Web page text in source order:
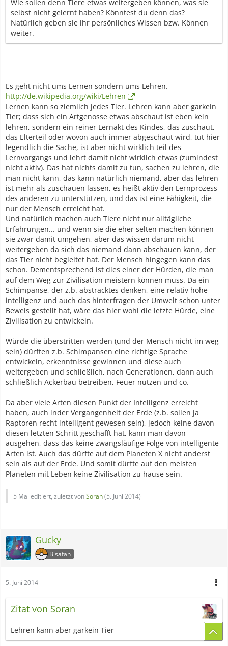
Wie sollen denn Tiere etwas weitergeben können, was sie
selbst nicht gelernt haben? Könntest du denn das?
Natürlich geben sie ihr persönliches Wissen bzw. Können
weiter.
Es geht nicht ums Lernen sondern ums Lehren.
http://de.wikipedia.org/wiki/Lehren
Lernen kann so ziemlich jedes Tier. Lehren kann aber garkein
Tier; dass sich ein Artgenosse etwas abschaut ist eben kein
lehren, sondern ein reiner Lernakt des Kindes, das zuschaut,
das Elterteil oder wovon auch immer abgeschaut wird, tut hier
legendlich die Sache, ist aber nicht wirklich teil des
Lernvorgangs und lehrt damit nicht wirklich etwas (zumindest
nicht aktiv). Das hat nichts damit zu tun, sachen zu lehren, die
man nicht kann, das kann natürlich niemand, aber das lehren
ist mehr als zuschauen lassen, es heißt aktiv den Lernprozess
des anderen zu unterstützen, und das ist eine Fähigkeit, die
nur der Mensch erreicht hat.
Und natürlich machen auch Tiere nicht nur alltägliche
Erfahrungen... und wenn sie die eher selten machen können
sie zwar damit umgehen, aber das wissen darum nicht
weitergeben da sich das niemand dann abschauen kann, der
das Tier nicht begleitet hat. Der Mensch hingegen kann das
schon. Dementsprechend ist dies einer der Hürden, die man
auf dem Weg zur Zivilisation meistern können muss. Da ein
Schimpanse, der z.b. abstracktes denken, eine relativ hohe
intelligenz und auch das hinterfragen der Umwelt schon unter
Beweis gestellt hat, wäre das hier wohl die letzte Hürde, eine
Zivilisation zu entwickeln.
Würde die überstritten werden (und der Mensch nicht im weg
sein) dürften z.b. Schimpansen eine richtige Sprache
entwickeln, erkenntnisse gewinnen und diese auch
weitergeben und schließlich, nach Generationen, dann auch
schließlich Ackerbau betreiben, Feuer nutzen und co.
Da aber viele Arten diesen Punkt der Intelligenz erreicht
haben, auch inder Vergangenheit der Erde (z.b. sollen ja
Raptoren recht intelligent gewesen sein), jedoch keine davon
diesen letzten Schritt geschafft hat, kann man davon
ausgehen, dass das keine zwangsläufige Folge von intelligente
Arten ist. Auch das dürfte auf dem Planeten X nicht anderst
sein als auf der Erde. Und somit dürfte auf den meisten
Planeten mit Leben keine Zivilisation zu hause sein.
5 Mal editiert, zuletzt vonSoran(5. Juni 2014)
Gucky
Bisafan
5. Juni 2014
Zitat von Soran
Lehren kann aber garkein Tier